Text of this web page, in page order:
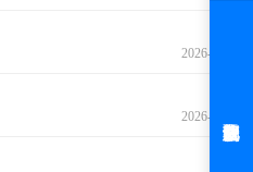
2026-08-07
2026-08-07